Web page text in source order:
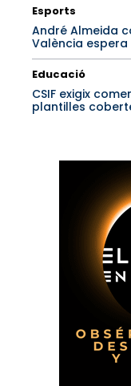
Esports
André Almeida
València
Educació
CSIF exigix
plantilles